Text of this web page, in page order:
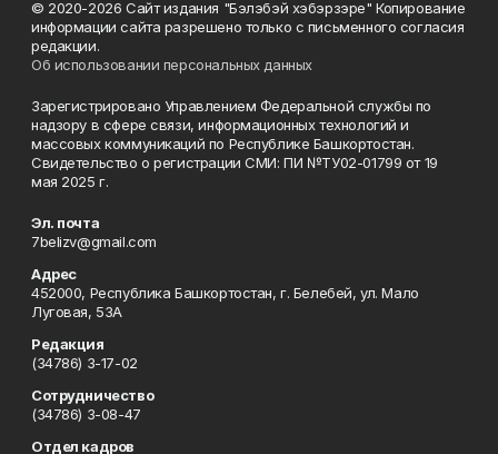
© 2020-2026 Сайт издания "Бэлэбэй хэбэрзэре" Копирование
информации сайта разрешено только с письменного согласия
редакции.
Об использовании персональных данных
Зарегистрировано Управлением Федеральной службы по
надзору в сфере связи, информационных технологий и
массовых коммуникаций по Республике Башкортостан.
Свидетельство о регистрации СМИ: ПИ №ТУ02-01799 от 19
мая 2025 г.
Эл. почта
7belizv@gmail.com
Адрес
452000, Республика Башкортостан, г. Белебей, ул. Мало
Луговая, 53А
Редакция
(34786) 3-17-02
Сотрудничество
(34786) 3-08-47
Отдел кадров